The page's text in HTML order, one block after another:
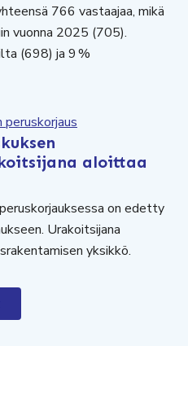
766 vastaajaa, mikä
vuonna 2025 (705).
(698) ja 9 %
peruskorjaus
aloittaa
on edetty
Urakoitsijana
yksikkö.